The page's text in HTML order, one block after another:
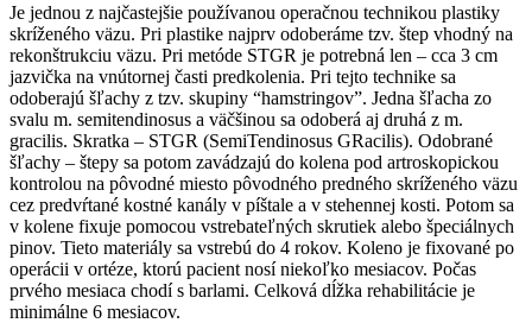
Je jednou z najčastejšie používanou operačnou technikou plastiky
skríženého väzu. Pri plastike najprv odoberáme tzv. štep vhodný na
rekonštrukciu väzu. Pri metóde STGR je potrebná len – cca 3 cm
jazvička na vnútornej časti predkolenia. Pri tejto technike sa
odoberajú šľachy z tzv. skupiny “hamstringov”. Jedna šľacha zo
svalu m. semitendinosus a väčšinou sa odoberá aj druhá z m.
gracilis. Skratka – STGR (SemiTendinosus GRacilis). Odobrané
šľachy – štepy sa potom zavádzajú do kolena pod artroskopickou
kontrolou na pôvodné miesto pôvodného predného skríženého väzu
cez predvŕtané kostné kanály v píštale a v stehennej kosti. Potom sa
v kolene fixuje pomocou vstrebateľných skrutiek alebo špeciálnych
pinov. Tieto materiály sa vstrebú do 4 rokov. Koleno je fixované po
operácii v ortéze, ktorú pacient nosí niekoľko mesiacov. Počas
prvého mesiaca chodí s barlami. Celková dĺžka rehabilitácie je
minimálne 6 mesiacov.